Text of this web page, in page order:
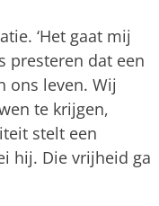
‘Het gaat mij
presteren dat een
ons leven. Wij
te krijgen,
stelt een
hij. Die vrijheid ga